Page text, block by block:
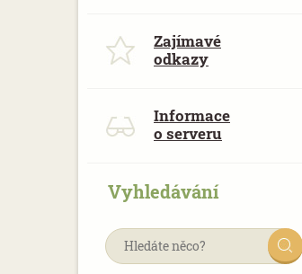
Zajímavé
odkazy
Informace
o serveru
Vyhledávání